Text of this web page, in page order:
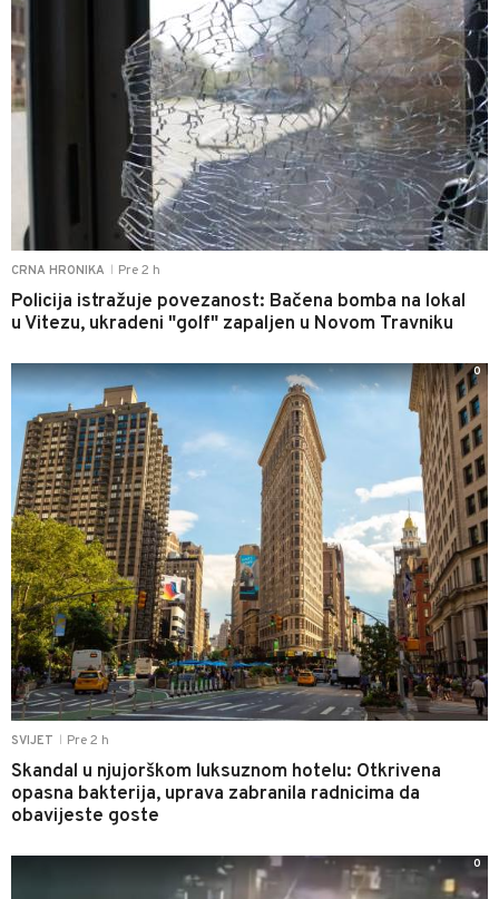
CRNA HRONIKA Pre 2 h
Policija istražuje povezanost: Bačena bomba na lokal
u Vitezu, ukradeni "golf" zapaljen u Novom Travniku
SVIJET Pre 2 h
Skandal u njujorškom luksuznom hotelu: Otkrivena
opasna bakterija, uprava zabranila radnicima da
obavijeste goste
0
0